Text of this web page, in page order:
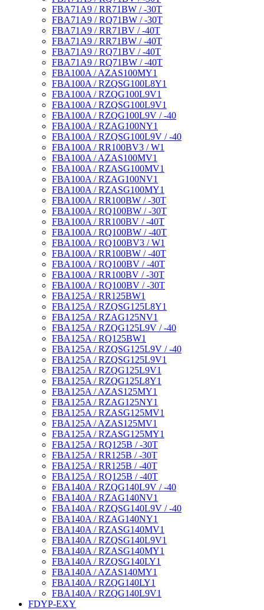
FBA71A9 / RR71BW / -30T
FBA71A9 / RQ71BW / -30T
FBA71A9 / RR71BV / -40T
FBA71A9 / RR71BW / -40T
FBA71A9 / RQ71BV / -40T
FBA71A9 / RQ71BW / -40T
FBA100A / AZAS100MY1
FBA100A / RZQSG100L8Y1
FBA100A / RZQG100L9V1
FBA100A / RZQSG100L9V1
FBA100A / RZQG100L9V / -40
FBA100A / RZAG100NY1
FBA100A / RZQSG100L9V / -40
FBA100A / RR100BV3 / W1
FBA100A / AZAS100MV1
FBA100A / RZASG100MV1
FBA100A / RZAG100NV1
FBA100A / RZASG100MY1
FBA100A / RR100BW / -30T
FBA100A / RQ100BW / -30T
FBA100A / RR100BV / -40T
FBA100A / RQ100BW / -40T
FBA100A / RQ100BV3 / W1
FBA100A / RR100BW / -40T
FBA100A / RQ100BV / -40T
FBA100A / RR100BV / -30T
FBA100A / RQ100BV / -30T
FBA125A / RR125BW1
FBA125A / RZQSG125L8Y1
FBA125A / RZAG125NV1
FBA125A / RZQG125L9V / -40
FBA125A / RQ125BW1
FBA125A / RZQSG125L9V / -40
FBA125A / RZQSG125L9V1
FBA125A / RZQG125L9V1
FBA125A / RZQG125L8Y1
FBA125A / AZAS125MY1
FBA125A / RZAG125NY1
FBA125A / RZASG125MV1
FBA125A / AZAS125MV1
FBA125A / RZASG125MY1
FBA125A / RQ125B / -30T
FBA125A / RR125B / -30T
FBA125A / RR125B / -40T
FBA125A / RQ125B / -40T
FBA140A / RZQG140L9V / -40
FBA140A / RZAG140NV1
FBA140A / RZQSG140L9V / -40
FBA140A / RZAG140NY1
FBA140A / RZASG140MV1
FBA140A / RZQSG140L9V1
FBA140A / RZASG140MY1
FBA140A / RZQSG140LY1
FBA140A / AZAS140MY1
FBA140A / RZQG140LY1
FBA140A / RZQG140L9V1
FDYP-EXY